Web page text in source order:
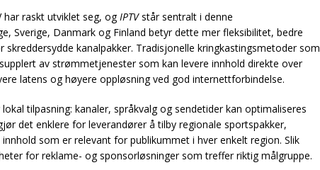
har raskt utviklet seg, ogIPTVstår sentralt i denne
Sverige, Danmark og Finland betyr dette mer fleksibilitet, bedre
kanalpakker. Tradisjonelle kringkastingsmetoder som
av strømmetjenester som kan levere innhold direkte over
latens og høyere oppløsning ved god internettforbindelse.
lokal tilpasning: kanaler, språkvalg og sendetider kan optimaliseres
det enklere for leverandører å tilby regionale sportspakker,
som er relevant for publikummet i hver enkelt region. Slik
for reklame- og sponsorløsninger som treffer riktig målgruppe.